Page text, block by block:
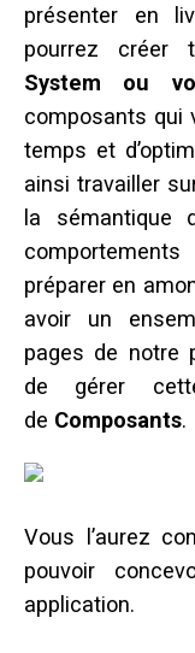
présenter en
pourrez créer
System ou
composants qui
temps et
ainsi travailler
la sémantique
préparer en
avoir un
pages de notre
de gérer
de Composants.
Vous l’aurez
pouvoir
application.